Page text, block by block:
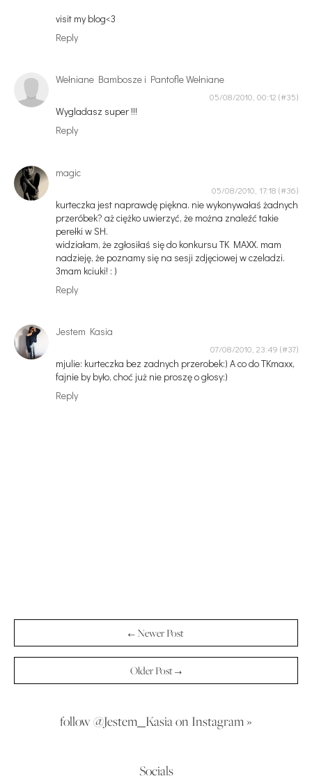
visit my blog<3
Reply
Wełniane Bambosze i Pantofle Wełniane
05/08/2010, 00:12
Wygladasz super !!!
Reply
magic
05/08/2010, 17:18
kurteczka jest naprawdę piękna. nie wykonywałaś żadnych
przeróbek? aż ciężko uwierzyć, że można znaleźć takie
perełki w SH.
widziałam, że zgłosiłaś się do konkursu TK MAXX. mam
nadzieję, że poznamy się na sesji zdjęciowej w czeladzi.
3mam kciuki! : )
Reply
Jestem Kasia
07/08/2010, 23:49
mjulie: kurteczka bez zadnych przerobek:) A co do TKmaxx,
fajnie by było, choć już nie proszę o głosy:)
Reply
← Newer Post
Older Post →
follow @Jestem_Kasia on Instagram »
Socials